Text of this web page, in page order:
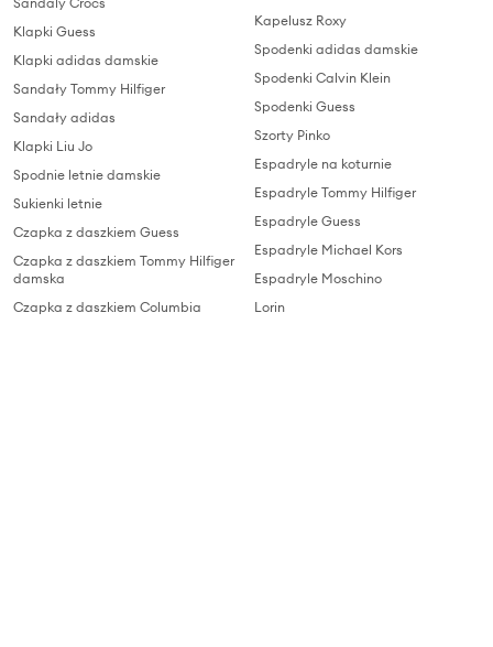
Klapki Guess
Klapki adidas damskie
Sandały Tommy Hilfiger
Sandały adidas
Klapki Liu Jo
Spodnie letnie damskie
Sukienki letnie
Czapka z daszkiem Guess
Czapka z daszkiem Tommy Hilfiger
damska
Czapka z daszkiem Columbia
Kapelusz Roxy
Spodenki adidas damskie
Spodenki Calvin Klein
Spodenki Guess
Szorty Pinko
Espadryle na koturnie
Espadryle Tommy Hilfiger
Espadryle Guess
Espadryle Michael Kors
Espadryle Moschino
Lorin